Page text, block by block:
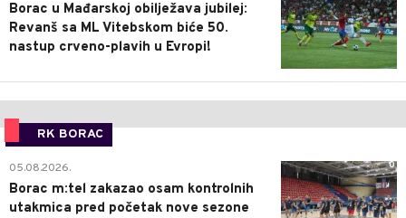
Borac u Mađarskoj obilježava jubilej:
Revanš sa ML Vitebskom biće 50.
nastup crveno-plavih u Evropi!
RK BORAC
0
05.08.2026.
Borac m:tel zakazao osam kontrolnih
utakmica pred početak nove sezone